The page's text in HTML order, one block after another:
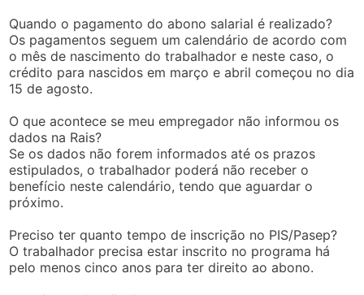
Quando o pagamento do abono salarial é realizado?
Os pagamentos seguem um calendário de acordo com
o mês de nascimento do trabalhador e neste caso, o
crédito para nascidos em março e abril começou no dia
15 de agosto.
O que acontece se meu empregador não informou os
dados na Rais?
Se os dados não forem informados até os prazos
estipulados, o trabalhador poderá não receber o
benefício neste calendário, tendo que aguardar o
próximo.
Preciso ter quanto tempo de inscrição no PIS/Pasep?
O trabalhador precisa estar inscrito no programa há
pelo menos cinco anos para ter direito ao abono.